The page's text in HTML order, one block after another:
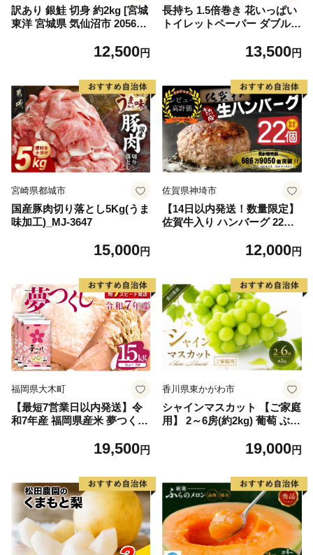
訳あり 銀鮭 切身 約2kg [宮城
東洋 宮城県 気仙沼市 205649
格外 不揃い さけ サケ 鮭切身
切り身 魚 わけあり
12,500円
長持ち 1.5倍巻き 花いっぱい
トイレットペーパー ダブル 4
プリント ハーブ 香り付き 日
品 備蓄 送料無料 北海道 倶知
安町 日用品
13,500円
宮崎県都城市
国産豚肉切り落とし5Kg(うま
味加工)_MJ-3647
15,000円
佐賀県神埼市
【14日以内発送！数量限定】
佐賀牛入り ハンバーグ 22個
毛和牛 ブランド牛 九州 ハン
(H083106)
12,000円
福岡県大木町
【最短7営業日以内発送】令
和7年産 福岡県産米 夢つくし
19,500円
香川県東かがわ市
シャインマスカット 【ご家庭
用】 2～6房(約2kg) 葡萄 ぶど
もの 果実 旬の果物 旬のフル
19,000円